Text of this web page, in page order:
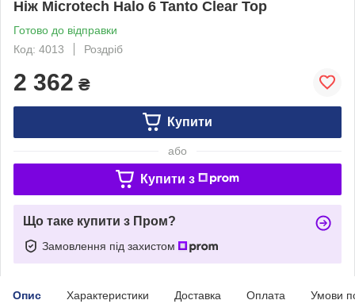
Ніж Microtech Halo 6 Tanto Clear Top
Готово до відправки
Код: 4013
Роздріб
2 362 ₴
Купити
або
Купити з
Що таке купити з Пром?
Замовлення під захистом
Опис Характеристики Доставка Оплата Умови